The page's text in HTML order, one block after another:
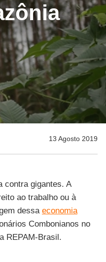
13 Agosto 2019
contra gigantes. A
ao trabalho ou à
dessa economia
Combonianos no
REPAM-Brasil.